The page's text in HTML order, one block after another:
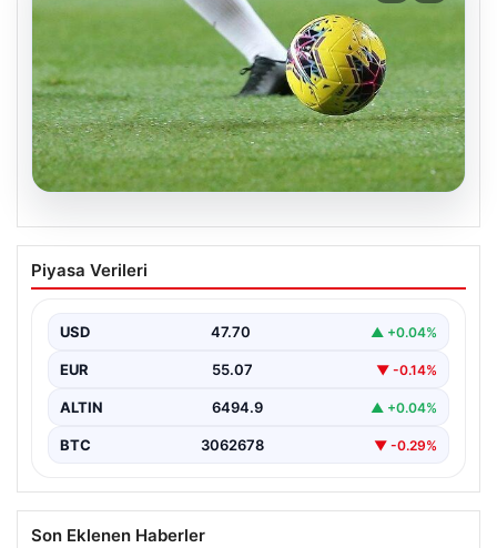
05.08.2026
04 Ağustos 2026 Salı Günkü Maç
Programı ve Yayın Akışları
oldukça hareketli ve heyecan verici bir…
Piyasa Verileri
USD 47.70 ▲ +0.04%
EUR 55.07 ▼ -0.14%
ALTIN 6494.9 ▲ +0.04%
BTC 3062678 ▼ -0.29%
Son Eklenen Haberler